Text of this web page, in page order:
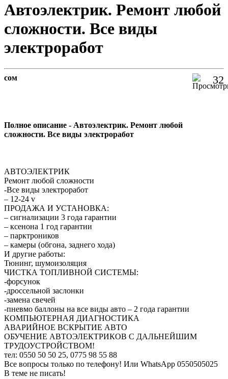
Автоэлектрик. Ремонт любой
сложности. Все виды
электроработ
сом 32
Полное описание - Автоэлектрик. Ремонт любой
сложности. Все виды электроработ
АВТОЭЛЕКТРИК
Ремонт любой сложности
-Все виды электроработ
– 12-24 v
ПРОДАЖА И УСТАНОВКА:
– сигнализации 3 года гарантии
– ксенона 1 год гарантии
– парктроников
– камеры (обгона, заднего хода)
И другие работы:
Тюнинг, шумоизоляция
ЧИСТКА ТОПЛИВНОЙ СИСТЕМЫ:
-форсунок
-дроссельной заслонки
-замена свечей
-пневмо баллоны на все виды авто – 2 года гарантии
КОМПЬЮТЕРНАЯ ДИАГНОСТИКА
АВАРИЙНОЕ ВСКРЫТИЕ АВТО
ОБУЧЕНИЕ АВТОЭЛЕКТРИКОВ С ДАЛЬНЕЙШИМ
ТРУДОУСТРОЙСТВОМ!
тел: 0550 50 50 25, 0775 98 55 88
Все вопросы только по телефону! Или WhatsApp 0550505025
В теме не писать!